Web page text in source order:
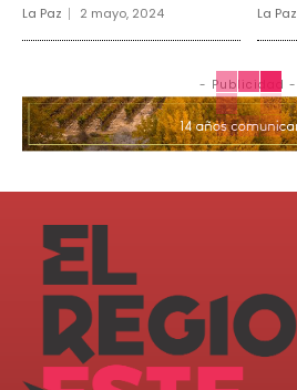
La Paz 2 mayo, 2024 La Paz
- Publicidad -